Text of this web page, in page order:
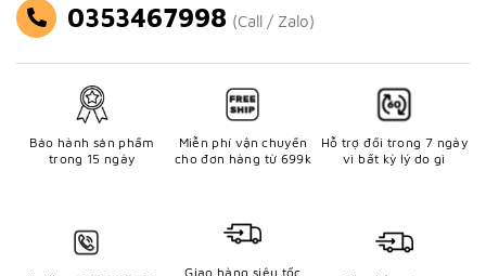
0353467998 (Call / Zalo)
Bảo hành sản phẩm
trong 15 ngày
Miễn phí vận chuyển
cho đơn hàng từ 699k
Hỗ trợ đổi trong 7 ngày
vì bất kỳ lý do gì
Giao hàng siêu tốc